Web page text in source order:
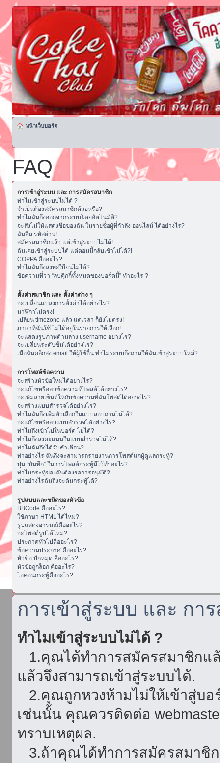
หน้าเว็บบอร์ด
FAQ
การเข้าสู่ระบบ และ การสมัครสมาชิก
ทำไมเข้าสู่ระบบไม่ได้ ?
จำเป็นต้องสมัครสมาชิกด้วยหรือ?
ทำไมฉันถึงออกจากระบบโดยอัตโนมัติ?
จะสั่งไม่ให้แสดงชื่อของฉัน ในรายชื่อผู้ที่กำลัง ออนไลน์ ได้อย่างไร?
ฉันลืม รหัสผ่าน!
สมัครสมาชิกแล้ว แต่เข้าสู่ระบบไม่ได้!
ฉันเคยเข้าสู่ระบบได้ แต่ตอนนี้กลับเข้าไม่ได้?!
COPPA คืออะไร?
ทำไมฉันถึงลงทะเีบียนไม่ได้?
ข้อความที่ว่า “ลบคุีกกี้ทั้งหมดของบอร์ดนี้” ทำอะไร ?
ตั้งค่าสมาชิก และ ตั้งค่าต่าง ๆ
จะเปลี่ยนแปลงการตั้งค่าได้อย่างไร?
นาฬิกาไม่ตรง!
เปลี่ยน timezone แล้ว แต่เวลา ก็ยังไม่ตรง!
ภาษาที่ฉันใช้ ไม่ได้อยู่ในรายการให้เลือก!
จะแสดงรูปภาพด้านล่าง username อย่างไร?
จะเปลี่ยนระดับขั้นได้อย่างไร?
เมื่อฉันคลิกส่ง email ให้ผู้ใช้อื่น ทำไมระบบถึงถามให้ฉันเข้าสู่ระบบใหม่?
การโพสต์ข้อความ
จะสร้างหัวข้อใหม่ได้อย่างไร?
จะแก้ไขหรือลบข้อความที่โพสต์ได้อย่างไร?
จะเพิ่มลายเซ็นต์ให้กับข้อความที่ฉันโพสต์ได้อย่างไร?
จะสร้างแบบสำรวจได้อย่างไร?
ทำไมฉันถึงเพิ่มตัวเลือกในแบบสอบถามไม่ได้?
จะแก้ไขหรือลบแบบสำรวจได้อย่างไร?
ทำไมถึงเข้าไปในบอร์ด ไม่ได้?
ทำไมถึงลงคะแนนในแบบสำรวจไม่ได้?
ทำไมฉันถึงได้รับคำเตือน?
ทำอย่างไร ฉันถึงจะสามารถรายงานการโพสต์แก่ผู้ดูแลกระทู้?
ปุ่ม “บันทึก” ในการโพสต์กระทู้มีไว้ทำอะไร?
ทำไมกระทู้ของฉันต้องรอการอนุมัติ?
ทำอย่างไรฉันถึงจะดันกระทู้ได้?
รูปแบบและชนิดของหัวข้อ
BBCode คืออะไร?
ใช้ภาษา HTML ได้ไหม?
รูปแสดงอารมณ์คืออะไร?
จะโพสต์รูปได้ไหม?
ประกาศทั่วไปคืออะไร?
ข้อความประกาศ คืออะไร?
หัวข้อ ปักหมุด คืออะไร?
หัวข้อถูกล็อก คืออะไร?
ไอคอนกระทู้คืออะไร?
การเข้าสู่ระบบ และ กา
ทำไมเข้าสู่ระบบไม่ได้ ?
1.คุณได้ทำการสมัครสมาชิกแ
แล้วจึงสามารถเข้าสู่ระบบได้.
2.คุณถูกหวงห้ามไม่ให้เข้าสู่บอ
เช่นนั้น คุณควรติดต่อ
ทราบเหตุผล.
3.ถ้าคุณได้ทำการสมัครสมาชิ